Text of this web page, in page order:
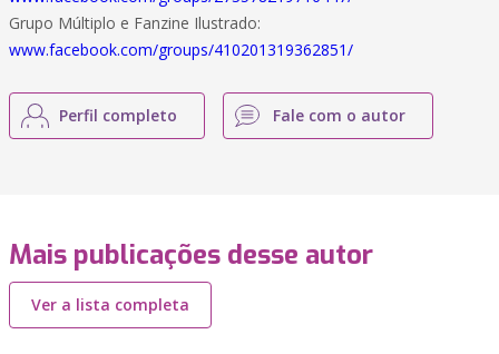
Grupo Múltiplo e Fanzine Ilustrado:
www.facebook.com/groups/410201319362851/
Perfil completo Fale com o autor
Mais publicações desse autor
Ver a lista completa